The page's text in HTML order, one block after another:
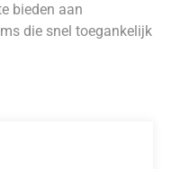
bieden aan
die snel toegankelijk